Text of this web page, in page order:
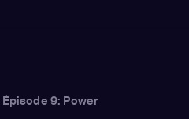
Épisode 9: Power